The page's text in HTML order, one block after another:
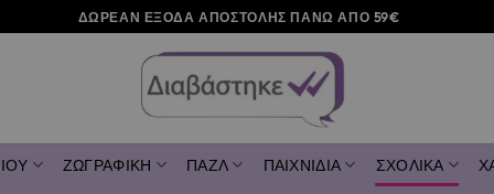
ΔΩΡΕΑΝ ΕΞΟΔΑ ΑΠΟΣΤΟΛΗΣ ΠΑΝΩ ΑΠΟ 59€
ΖΩΓΡΑΦΙΚΗ ΠΑΖΛ ΠΑΙΧΝΙΔΙΑ ΣΧΟΛΙΚΑ